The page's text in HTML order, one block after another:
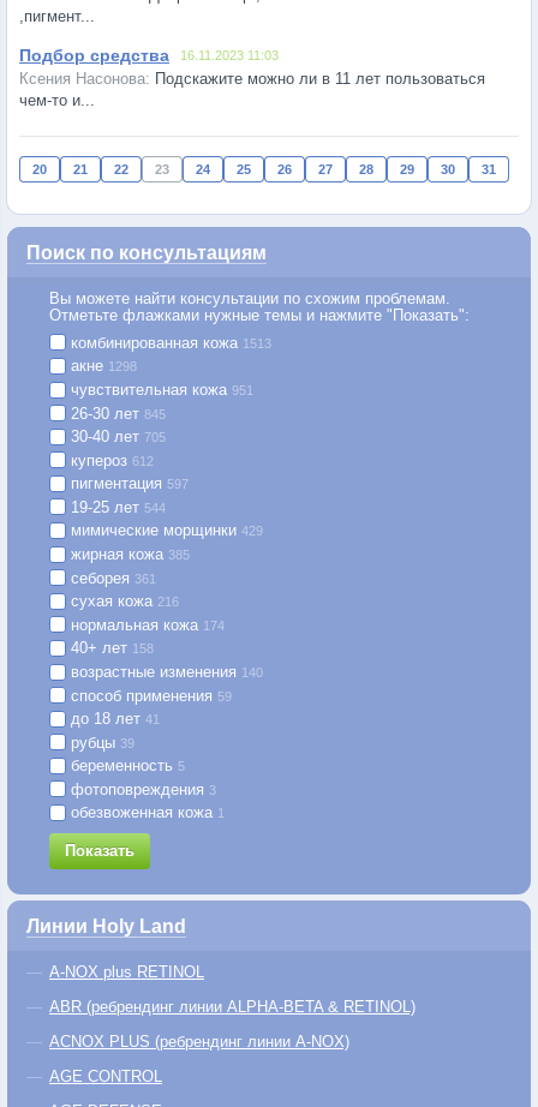
,пигмент...
Подбор средства 16.11.2023 11:03
Подскажите можно ли в 11 лет пользоваться
чем-то и...
20 21 22 23 24 25 26 27 28 29 30 31
Поиск по консультациям
Вы можете найти консультации по схожим проблемам.
Отметьте флажками нужные темы и нажмите "Показать":
комбинированная кожа 1513
акне 1298
чувствительная кожа 951
26-30 лет 845
30-40 лет 705
купероз 612
пигментация 597
19-25 лет 544
мимические морщинки 429
жирная кожа 385
себорея 361
сухая кожа 216
нормальная кожа 174
40+ лет 158
возрастные изменения 140
способ применения 59
до 18 лет 41
рубцы 39
беременность 5
фотоповреждения 3
обезвоженная кожа 1
Показать
Линии Holy Land
A-NOX plus RETINOL
ABR (ребрендинг линии ALPHA-BETA & RETINOL)
ACNOX PLUS (ребрендинг линии A-NOX)
AGE CONTROL